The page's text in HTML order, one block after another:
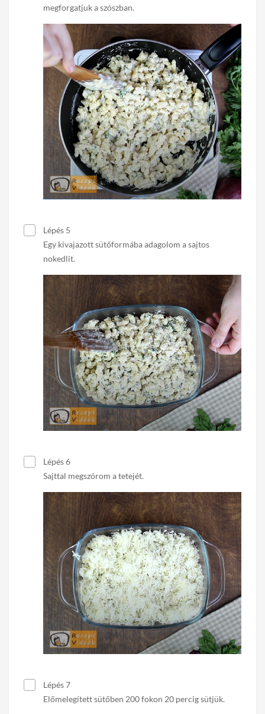
megforgatjuk a szószban.
Lépés 5
Egy kivajazott sütőformába adagolom a sajtos
nokedlit.
Lépés 6
Sajttal megszórom a tetejét.
Lépés 7
Előmelegített sütőben 200 fokon 20 percig sütjük.